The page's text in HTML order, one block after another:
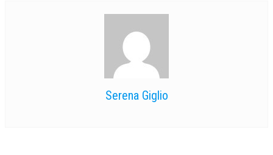
Serena Giglio